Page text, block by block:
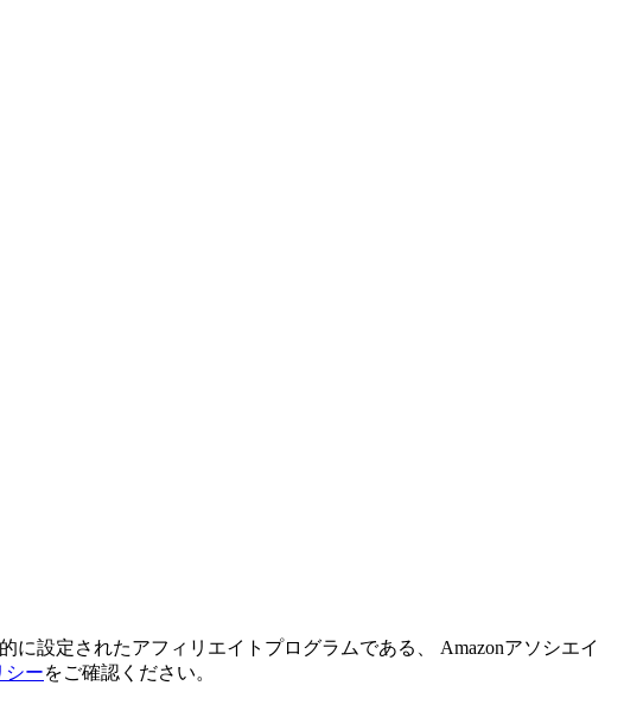
設定されたアフィリエイトプログラムである、 Amazonアソシエイ
シーをご確認ください。